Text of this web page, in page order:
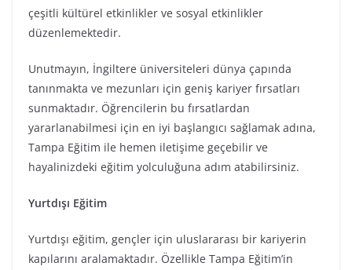
çeşitli kültürel etkinlikler ve sosyal etkinlikler
düzenlemektedir.
Unutmayın, İngiltere üniversiteleri dünya çapında
tanınmakta ve mezunları için geniş kariyer fırsatları
sunmaktadır. Öğrencilerin bu fırsatlardan
yararlanabilmesi için en iyi başlangıcı sağlamak adına,
Tampa Eğitim ile hemen iletişime geçebilir ve
hayalinizdeki eğitim yolculuğuna adım atabilirsiniz.
Yurtdışı Eğitim
Yurtdışı eğitim, gençler için uluslararası bir kariyerin
kapılarını aralamaktadır. Özellikle Tampa Eğitim’in